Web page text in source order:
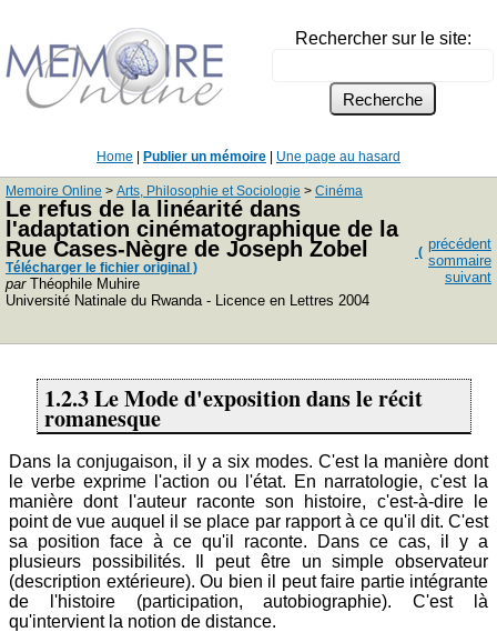
Rechercher sur le site:
Home Publier un mémoire Une page au hasard
Memoire Online > Arts, Philosophie et Sociologie > Cinéma
Le refus de la linéarité dans
l'adaptation cinématographique de la
Rue Cases-Nègre de Joseph Zobel
(
Télécharger le fichier original )
parThéophile Muhire
Université Natinale du Rwanda - Licence en Lettres 2004
précédent
sommaire
suivant
1.2.3 Le Mode d'exposition dans le récit
romanesque
Dans la conjugaison, il y a six modes. C'est la manière dont
le verbe exprime l'action ou l'état. En narratologie, c'est la
manière dont l'auteur raconte son histoire, c'est-à-dire le
point de vue auquel il se place par rapport à ce qu'il dit. C'est
sa position face à ce qu'il raconte. Dans ce cas, il y a
plusieurs possibilités. Il peut être un simple observateur
(description extérieure). Ou bien il peut faire partie intégrante
de l'histoire (participation, autobiographie). C'est là
qu'intervient la notion de distance.